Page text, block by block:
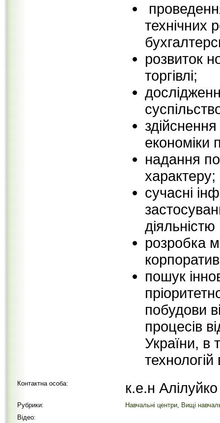
технічних
розвиток
торгівлі;
економіки
надання
характеру;
сучасні
розробка
пошук
побудови
процесів
України, в
Контактна особа: к.е.н
Рубрики: Навчальні центри, Вищі
Відео: